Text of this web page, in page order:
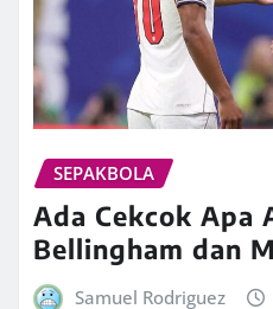
SEPAKBOLA
Ada Cekcok Apa
Bellingham dan
Samuel Rodriguez